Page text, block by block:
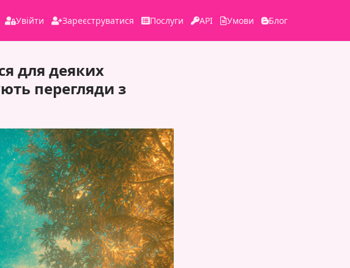
Увійти Зареєструватися Послуги API Умови Блог
для деяких
перегляди з